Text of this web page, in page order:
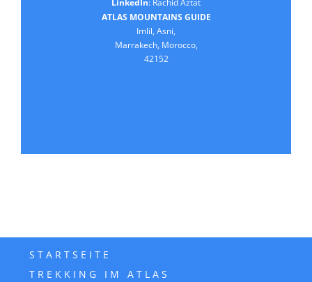
LinkedIn: Rachid Aztat
ATLAS MOUNTAINS GUIDE
Imlil, Asni,
Marrakech, Morocco,
42152
STARTSEITE
TREKKING IM ATLAS